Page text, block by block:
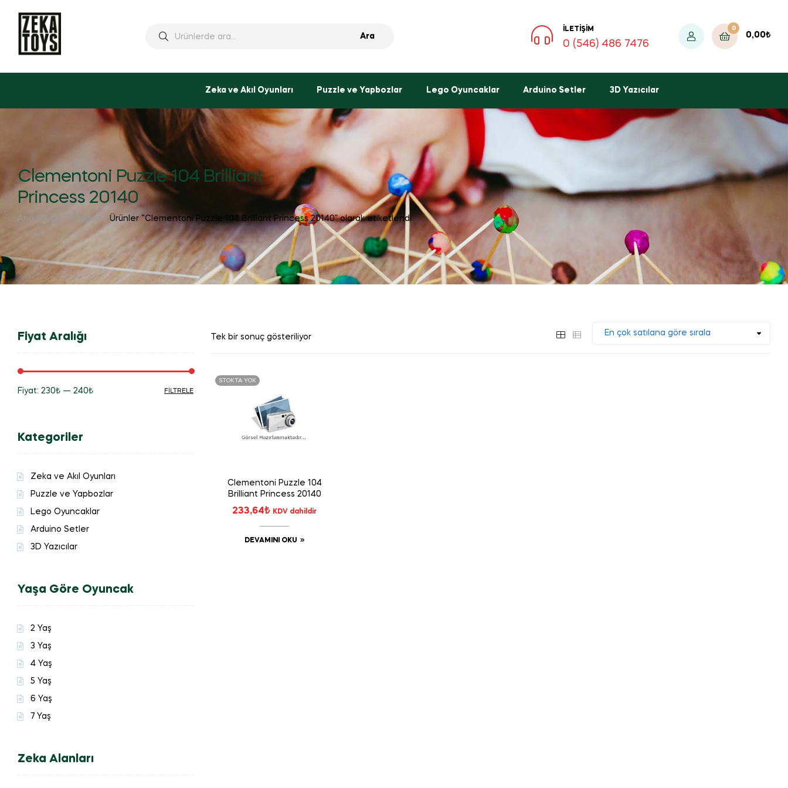
Ara
İLETIŞIM
0 (546) 486 7476
0
0,00₺
Zeka ve Akıl Oyunları Puzzle ve Yapbozlar Lego Oyuncaklar Arduino Setler 3D Yazıcılar
Clementoni Puzzle 104 Brilliant
Princess 20140
Ana Sayfa Mağaza Ürünler “Clementoni Puzzle 104 Brilliant Princess 20140” olarak etiketlendi
Tek bir sonuç gösteriliyor
STOKTA YOK
Clementoni Puzzle 104
Brilliant Princess 20140
233,64₺ KDV dahildir
DEVAMINI OKU
Fiyat Aralığı
FILTRELE
Fiyat: 230₺ — 240₺
Kategoriler
Zeka ve Akıl Oyunları
Puzzle ve Yapbozlar
Lego Oyuncaklar
Arduino Setler
3D Yazıcılar
Yaşa Göre Oyuncak
2 Yaş
3 Yaş
4 Yaş
5 Yaş
6 Yaş
7 Yaş
Zeka Alanları